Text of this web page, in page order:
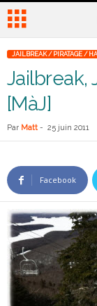
JAILBREAK / PIRATAGE /
Jailbreak,
[MàJ]
Par Matt - 25 juin 2011
Facebook